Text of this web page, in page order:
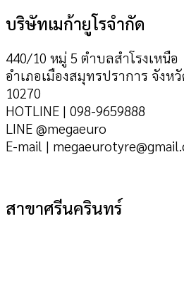
บริษัทเมก้ายูโรจำกัด
440/10 หมู่ 5 ตำบลสำโรงเหนือ
อำเภอเมืองสมุทรปราการ จังห
10270
HOTLINE | 098-9659888
LINE @megaeuro
E-mail |
สาขาศรีนครินทร์